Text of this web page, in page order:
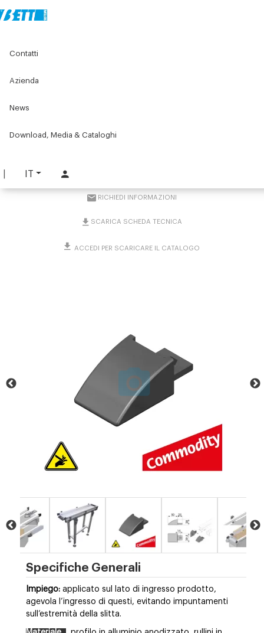
IT
Contatti
Azienda
News
Download, Media & Cataloghi
Lean products - Componenti per rulliere
VIA
Antinfortunistico per slitta
RICHIEDI INFORMAZIONI
SCARICA SCHEDA TECNICA
ACCEDI PER SCARICARE IL CATALOGO
Specifiche Generali
Impiego: applicato sul lato di ingresso prodotto,
agevola l’ingresso di questi, evitando impuntamenti
sull’estremità della slitta.